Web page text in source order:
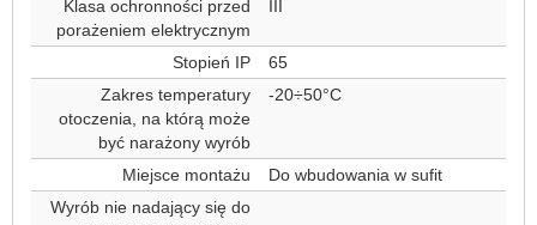
Klasa ochronności przed
porażeniem elektrycznym
III
Stopień IP
65
Zakres temperatury
otoczenia, na którą może
być narażony wyrób
-20÷50°C
Miejsce montażu
Do wbudowania w sufit
Wyrób nie nadający się do